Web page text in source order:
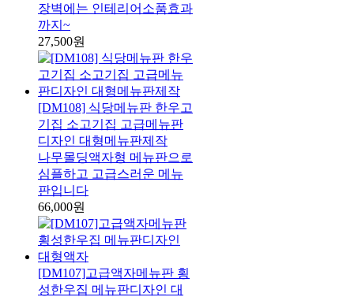
장벽에는 인테리어소품효과
까지~
27,500원
[DM108] 식당메뉴판 한우고
기집 소고기집 고급메뉴판
디자인 대형메뉴판제작
나무몰딩액자형 메뉴판으로
심플하고 고급스러운 메뉴
판입니다
66,000원
[DM107]고급액자메뉴판 횡
성한우집 메뉴판디자인 대